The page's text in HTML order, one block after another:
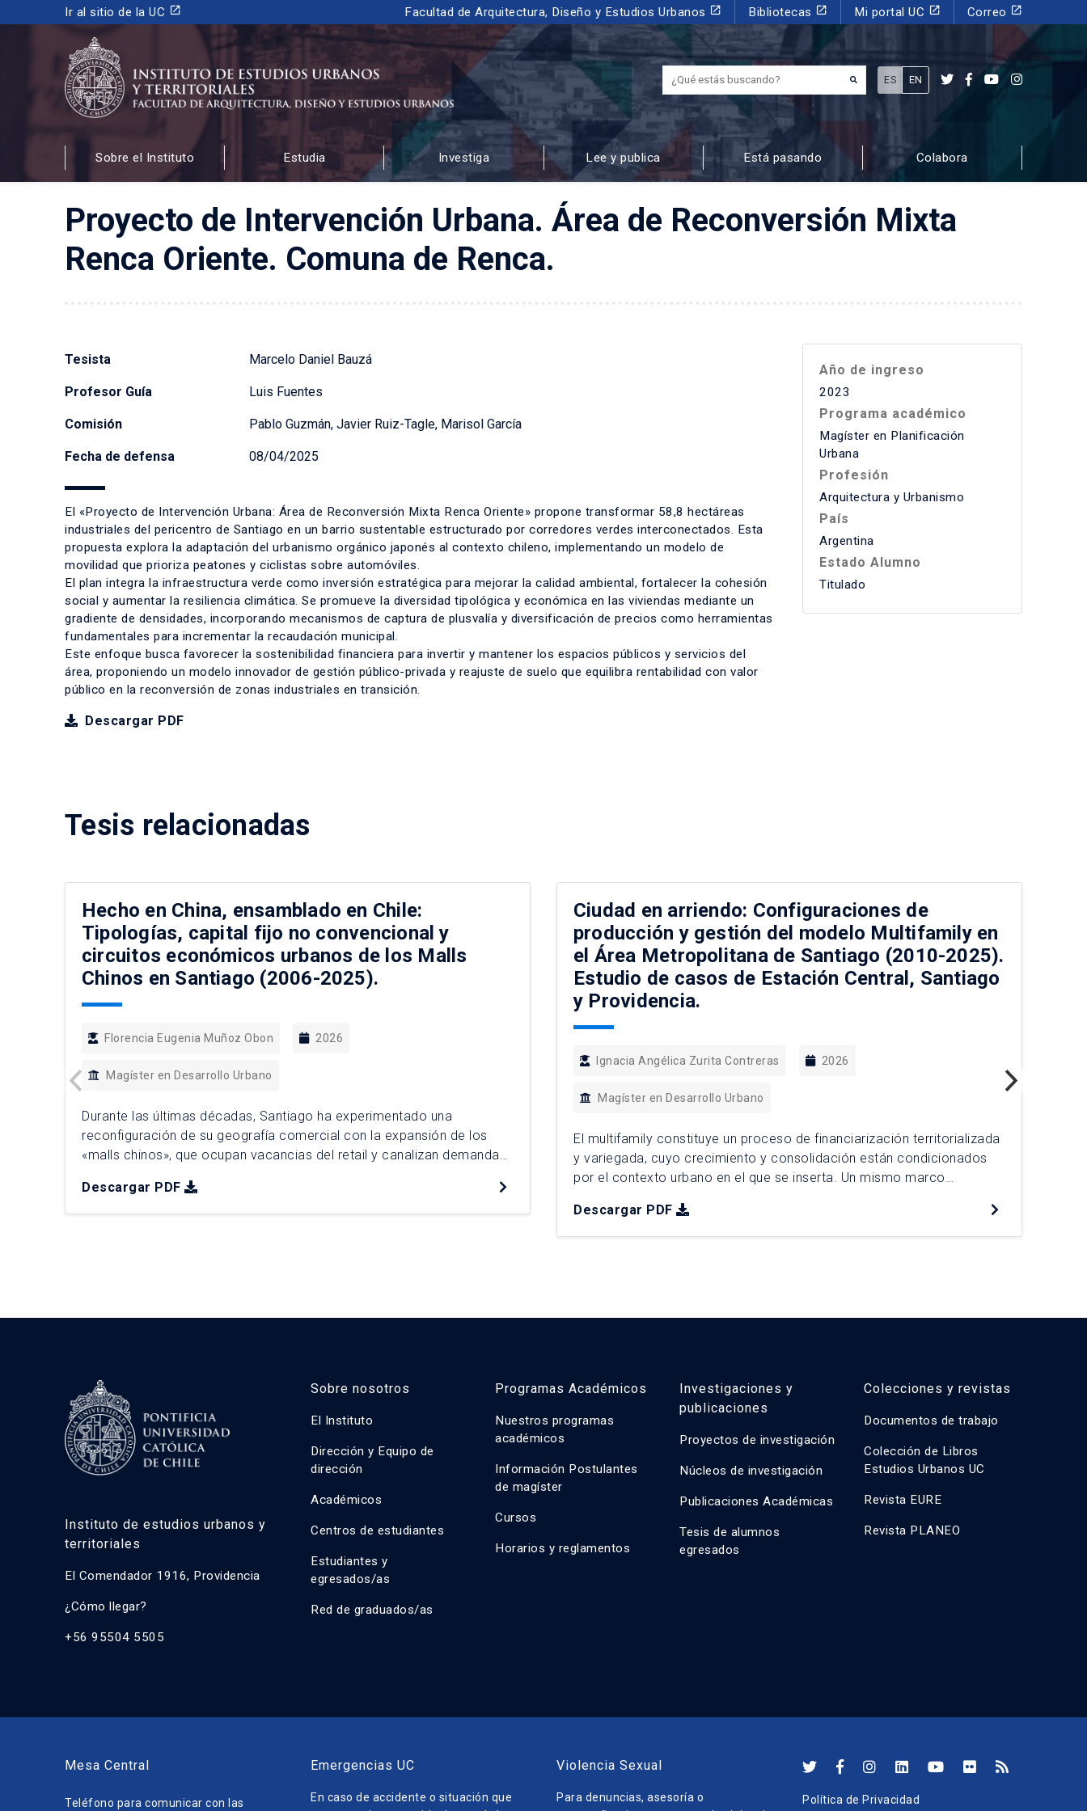
Ir al sitio de la UC launch Facultad de Arquitectura, Diseño y Estudios Urbanos launch Bibliotecas launch Mi portal UC launch Correo launch
INSTITUTO DE ESTUDIOS URBANOS
Y TERRITORIALES
FACULTAD DE ARQUITECTURA, DISEÑO Y ESTUDIOS URBANOS
¿Qué estás buscando?
ES EN
Sobre el Instituto Estudia Investiga Lee y publica Está pasando Colabora
Proyecto de Intervención Urbana. Área de Reconversión Mixta
Renca Oriente. Comuna de Renca.
Tesista Marcelo Daniel Bauzá
Profesor Guía Luis Fuentes
Comisión Pablo Guzmán, Javier Ruiz-Tagle, Marisol García
Fecha de defensa 08/04/2025
El «Proyecto de Intervención Urbana: Área de Reconversión Mixta Renca Oriente» propone transformar 58,8 hectáreas
industriales del pericentro de Santiago en un barrio sustentable estructurado por corredores verdes interconectados. Esta
propuesta explora la adaptación del urbanismo orgánico japonés al contexto chileno, implementando un modelo de
movilidad que prioriza peatones y ciclistas sobre automóviles.
El plan integra la infraestructura verde como inversión estratégica para mejorar la calidad ambiental, fortalecer la cohesión
social y aumentar la resiliencia climática. Se promueve la diversidad tipológica y económica en las viviendas mediante un
gradiente de densidades, incorporando mecanismos de captura de plusvalía y diversificación de precios como herramientas
fundamentales para incrementar la recaudación municipal.
Este enfoque busca favorecer la sostenibilidad financiera para invertir y mantener los espacios públicos y servicios del
área, proponiendo un modelo innovador de gestión público-privada y reajuste de suelo que equilibra rentabilidad con valor
público en la reconversión de zonas industriales en transición.
Descargar PDF
Año de ingreso
2023
Programa académico
Magíster en Planificación
Urbana
Profesión
Arquitectura y Urbanismo
País
Argentina
Estado Alumno
Titulado
Tesis relacionadas
Hecho en China, ensamblado en Chile:
Tipologías, capital fijo no convencional y
circuitos económicos urbanos de los Malls
Chinos en Santiago (2006-2025).
Florencia Eugenia Muñoz Obon 2026
Magíster en Desarrollo Urbano
Durante las últimas décadas, Santiago ha experimentado una
reconfiguración de su geografía comercial con la expansión de los
«malls chinos», que ocupan vacancias del retail y canalizan demanda
caracterizando tipologías, mecanismos y patrones territoriales
mediante diseño mixto. A partir de 235 establecimientos
Descargar PDF
Ciudad en arriendo: Configuraciones de
producción y gestión del modelo Multifamily en
el Área Metropolitana de Santiago (2010-2025).
Estudio de casos de Estación Central, Santiago
y Providencia.
Ignacia Angélica Zurita Contreras 2026
Magíster en Desarrollo Urbano
El multifamily constituye un proceso de financiarización territorializada
y variegada, cuyo crecimiento y consolidación están condicionados
por el contexto urbano en el que se inserta. Un mismo marco
Santiago y Providencia, evidenciando que el modelo en el Área
Metropolitana de Santiago no opera de forma homogénea. Este se […]
Descargar PDF
Instituto de estudios urbanos y
territoriales
El Comendador 1916, Providencia
¿Cómo llegar?
+56 95504 5505
Sobre nosotros
El Instituto
Dirección y Equipo de
dirección
Académicos
Centros de estudiantes
Estudiantes y
egresados/as
Red de graduados/as
Programas Académicos
Nuestros programas
académicos
Información Postulantes
de magíster
Cursos
Horarios y reglamentos
Investigaciones y
publicaciones
Proyectos de investigación
Núcleos de investigación
Publicaciones Académicas
Tesis de alumnos
egresados
Colecciones y revistas
Documentos de trabajo
Colección de Libros
Estudios Urbanos UC
Revista EURE
Revista PLANEO
Mesa Central
Teléfono para comunicar con las
Emergencias UC
En caso de accidente o situación que
Violencia Sexual
Para denuncias, asesoría o
Política de Privacidad